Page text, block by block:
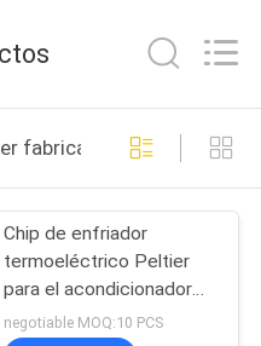
fabricación en línea
Chip de enfriador
termoeléctrico Peltier
para el acondicionador
termoeléctrico Peltier
negotiable MOQ:10 PCS